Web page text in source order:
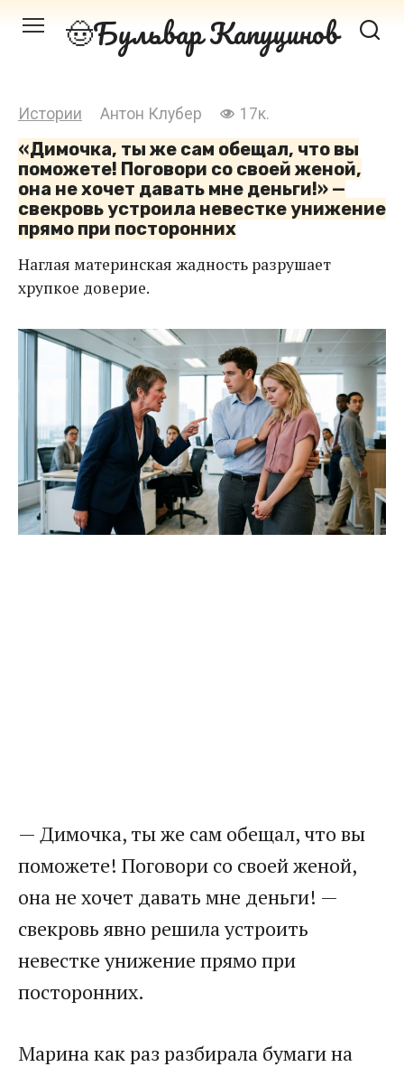
Перейти Бульвар Капуцинов
Истории Антон Клубер 17к.
«Димочка, ты же сам обещал, что вы
поможете! Поговори со своей женой,
она не хочет давать мне деньги!» —
свекровь устроила невестке унижение
прямо при посторонних
Наглая материнская жадность разрушает
хрупкое доверие.
— Димочка, ты же сам обещал, что вы
поможете! Поговори со своей женой,
она не хочет давать мне деньги! —
свекровь явно решила устроить
невестке унижение прямо при
посторонних.
Марина как раз разбирала бумаги на